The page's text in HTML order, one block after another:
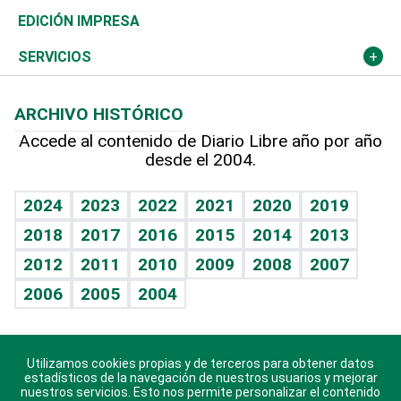
Caribe
Resto del mundo
Global y variable
Economía personal
Novedades
Podcast Arte Libre
Hablando con el pediatra
Vida y familia
Eñe
Celebrando la vida
Sin complejos
En pocas palabras
Escuchando al corazón
Olimpismo
Más deportes
Línea de hit
TBT Deportivo
Noticiero Poteleche
Columnistas
Más firmas
Martes de tecnología
Cambio climático
Deportes
Opinión
Hecho en casa
Guía del dinero
EDICIÓN IMPRESA
SERVICIOS
Cumpleaños
Horóscopos
Crucigramas
ARCHIVO HISTÓRICO
Accede al contenido de Diario Libre año por año
desde el 2004.
2024 2023 2022 2021 2020
2019
2018
2017 2016 2015 2014
2013
2012
2011 2010 2009 2008
2007
2006
2005 2004
Descarga nuestras aplicaciones para Android, iOS y
sistema Huawei.
Utilizamos cookies propias y de terceros para obtener datos
estadísticos de la navegación de nuestros usuarios y mejorar
nuestros servicios. Esto nos permite personalizar el contenido